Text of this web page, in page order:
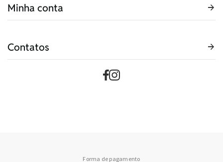
Minha conta
Contatos
Forma de pagamento